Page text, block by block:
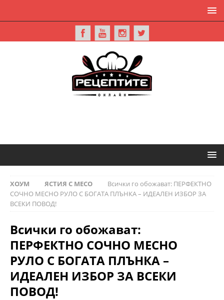
ХОУМ ЯСТИЯ С МЕСО
Всички го обожават: ПЕРФЕКТНО
СОЧНО МЕСНО РУЛО С БОГАТА ПЛЪНКА – ИДЕАЛЕН ИЗБОР ЗА
ВСЕКИ ПОВОД!
Всички го обожават:
ПЕРФЕКТНО СОЧНО МЕСНО
РУЛО С БОГАТА ПЛЪНКА –
ИДЕАЛЕН ИЗБОР ЗА ВСЕКИ
ПОВОД!